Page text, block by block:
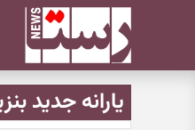
یارانه جدید